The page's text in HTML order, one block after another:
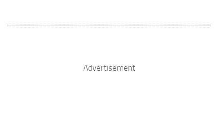
Advertisement